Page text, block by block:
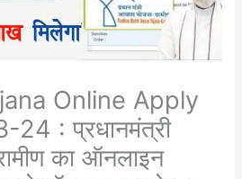
Online Apply
: प्रधानमंत्री
का ऑनलाइन